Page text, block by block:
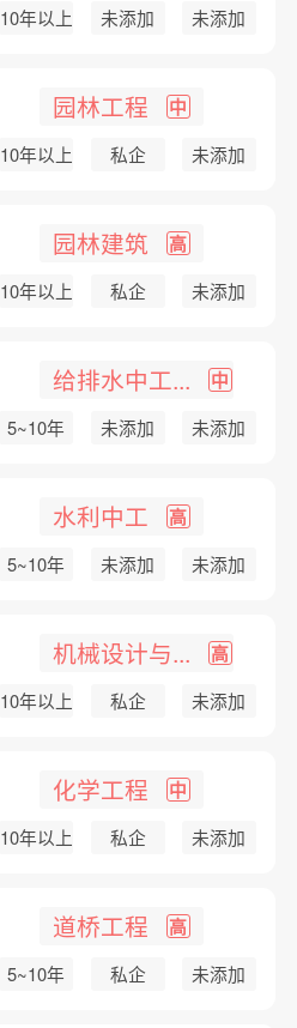
10年以上 未添加 未添加
园林工程 中
10年以上 私企 未添加
园林建筑 高
10年以上 私企 未添加
给排水中工... 中
5~10年 未添加 未添加
水利中工 高
5~10年 未添加 未添加
机械设计与... 高
10年以上 私企 未添加
化学工程 中
10年以上 私企 未添加
道桥工程 高
5~10年 私企 未添加